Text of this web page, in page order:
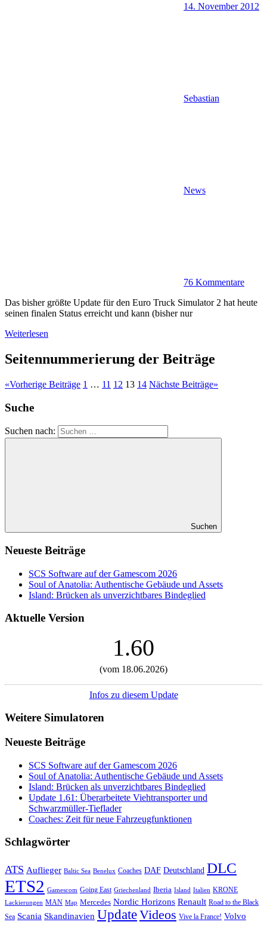
14. November 2012
Sebastian
News
76 Kommentare
Das bisher größte Update für den Euro Truck Simulator 2 hat heute
seinen finalen Status erreicht und kann (bisher nur
Weiterlesen
Seitennummerierung der Beiträge
«Vorherige Beiträge 1 … 11 12 13 14 Nächste Beiträge»
Suche
Suchen nach:
Suchen
Neueste Beiträge
SCS Software auf der Gamescom 2026
Soul of Anatolia: Authentische Gebäude und Assets
Island: Brücken als unverzichtbares Bindeglied
Aktuelle Version
1.60
(vom 18.06.2026)
Infos zu diesem Update
Weitere Simulatoren
Neueste Beiträge
SCS Software auf der Gamescom 2026
Soul of Anatolia: Authentische Gebäude und Assets
Island: Brücken als unverzichtbares Bindeglied
Update 1.61: Überarbeitete Viehtransporter und
Schwarzmüller-Tieflader
Coaches: Zeit für neue Fahrzeugfunktionen
Schlagwörter
ATS Auflieger Baltic Sea Benelux Coaches DAF Deutschland DLC
ETS2 Gamescom Going East Griechenland Iberia Island Italien KRONE
Lackierungen MAN Map Mercedes Nordic Horizons Renault Road to the Black
Sea Scania Skandinavien UpdateVideos Vive la France! Volvo